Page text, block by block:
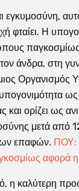
εγκυμοσύνη,
φταίει. Η
παγκοσμίως
άνδρα, στη
Οργανισμός
και ορίζει ως
μετά από
επαφών. ΠΟΥ:
αφορά η
η καλύτερη